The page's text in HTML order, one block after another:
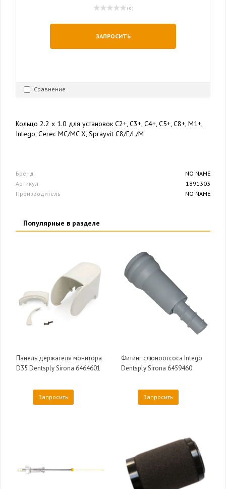
( 0 )
ЗАПРОСИТЬ
Сравнение
Кольцо 2.2 х 1.0 для установок C2+, C3+, C4+, C5+, C8+, M1+,
Intego, Cerec MC/MC X, Sprayvit C8/E/L/M
Бренд
NO NAME
Артикул
1891303
Производитель
NO NAME
Популярные в разделе
Панель держателя монитора
D35 Dentsply Sirona 6464601
Запросить
Фитинг слюноотсоса Intego
Dentsply Sirona 6459460
Запросить